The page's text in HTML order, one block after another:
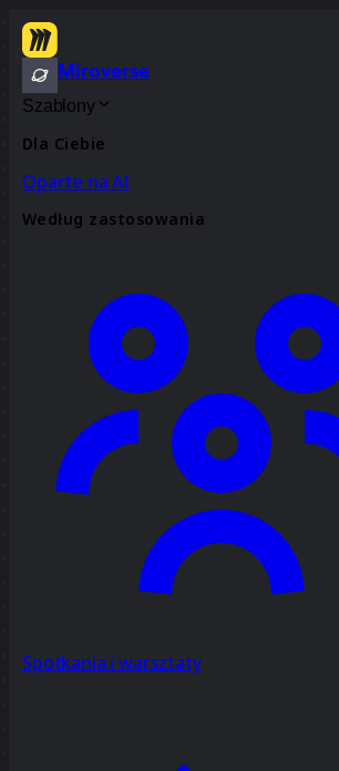
Miroverse
Szablony
Dla Ciebie
Oparte na AI
Według zastosowania
Spotkania i warsztaty